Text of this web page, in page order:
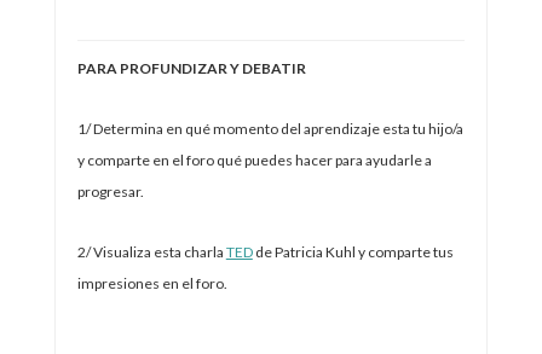
PARA PROFUNDIZAR Y DEBATIR
1/ Determina en qué momento del aprendizaje esta tu hijo/a
y comparte en el foro qué puedes hacer para ayudarle a
progresar.
2/ Visualiza esta charla TEDde Patricia Kuhl y comparte tus
impresiones en el foro.